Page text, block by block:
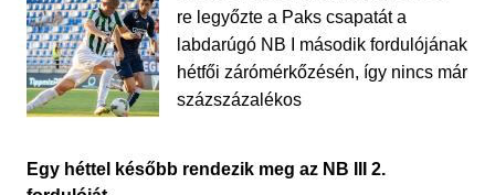
re legyőzte a Paks csapatát a
labdarúgó NB I második fordulójának
hétfői zárómérkőzésén, így nincs már
százszázalékos
Egy héttel később rendezik meg az NB III 2.